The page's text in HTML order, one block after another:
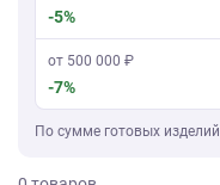
-5%
от 500 000 ₽
-7%
По сумме готовых изделий